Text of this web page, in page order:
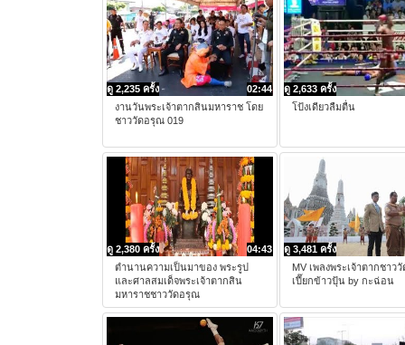
02:44
ดู 2,235 ครั้ง
งานวันพระเจ้าตากสินมหาราช โดย
ชาววัดอรุณ 019
ดู 2,633 ครั้ง
โป้งเดียวลืมตื่น
04:43
ดู 2,380 ครั้ง
ตำนานความเป็นมาของ พระรูป
และศาลสมเด็จพระเจ้าตากสิน
มหาราชชาววัดอรุณ
ดู 3,481 ครั้ง
MV เพลงพระเจ้าตากชาว
เปี๊ยกข้าวปุ้น by กะฉ่อน